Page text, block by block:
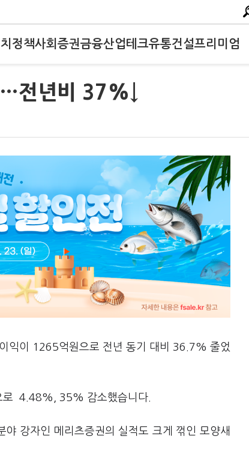
정책사회 증권금융산업테크유통건설프리미엄
…전년비 37%↓
익이 1265억원으로 전년 동기 대비 36.7% 줄었
로 4.48%, 35% 감소했습니다.
강자인 메리츠증권의 실적도 크게 꺾인 모양새